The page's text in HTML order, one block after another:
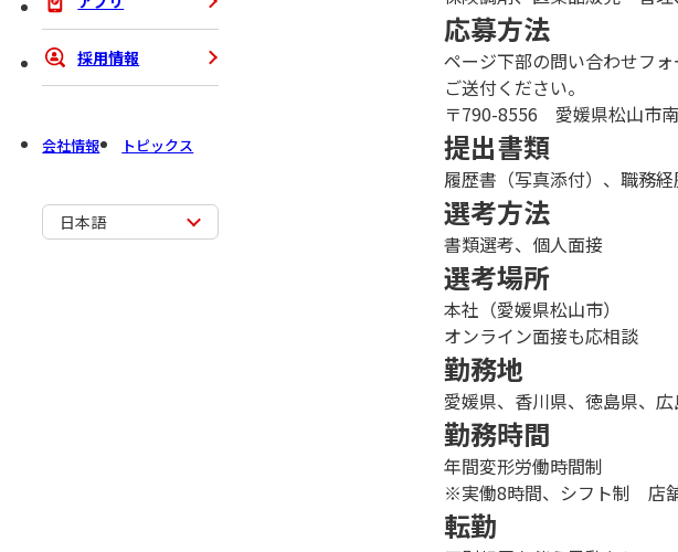
採用情報
会社情報 トピックス
日本語
応募方法
ページ下部の問い合わせフ
ご送付ください。
〒790-8556 愛媛県松山市
提出書類
履歴書（写真添付）、職務
選考方法
書類選考、個人面接
選考場所
本社（愛媛県松山市）
オンライン面接も応相談
勤務地
愛媛県、香川県、徳島県、
勤務時間
年間変形労働時間制
※実働8時間、シフト制 店
転勤